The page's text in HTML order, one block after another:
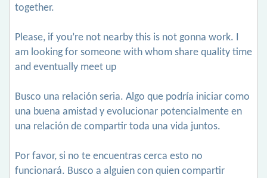
together.
Please, if you’re not nearby this is not gonna work. I
am looking for someone with whom share quality time
and eventually meet up
Busco una relación seria. Algo que podría iniciar como
una buena amistad y evolucionar potencialmente en
una relación de compartir toda una vida juntos.
Por favor, si no te encuentras cerca esto no
funcionará. Busco a alguien con quien compartir